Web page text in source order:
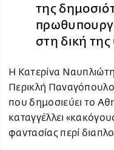
της
στη δική
Η Κατερίνα
Περικλή
που δημοσιεύει το
καταγγέλλει
φαντασίας περί